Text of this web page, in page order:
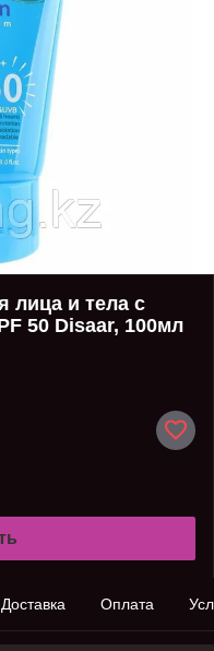
лица и тела с
50 Disaar, 100мл
Доставка Оплата